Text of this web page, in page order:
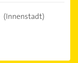
(Innenstadt)